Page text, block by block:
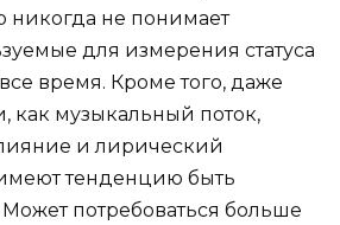
никогда не понимает
для измерения статуса
время. Кроме того, даже
как музыкальный поток,
и лирический
тенденцию быть
потребоваться больше